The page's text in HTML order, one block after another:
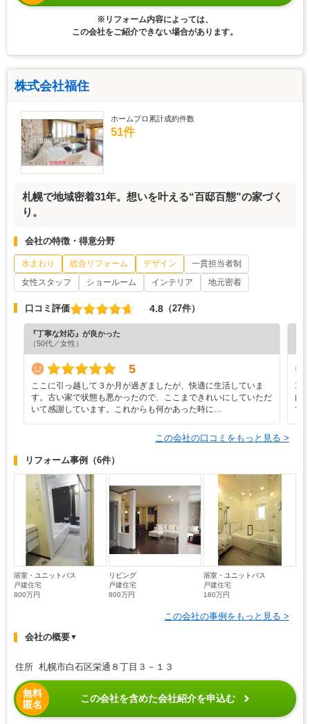
※リフォーム内容によっては、
この会社をご紹介できない場合があります。
株式会社福住
ホームプロ累計成約件数
51件
札幌で地域密着31年。想いを叶える“百邸百態”の家づく
り。
会社の特徴・得意分野
水まわり 総合リフォーム デザイン
一貫担当者制
女性スタッフ
ショールーム インテリア 地元密着
口コミ評価 4.8 （27件）
『丁寧な対応』が良かった
（50代／女性）
5
ここに引っ越して３か月が過ぎましたが、快適に生活していま
す。古い家で状態も悪かったので、ここまできれいにしていただ
いて感謝しています。これからも何かあった時に…
11
内
で
この会社の口コミをもっと見る >
リフォーム事例 （6件）
浴室・ユニットバス
戸建住宅
800万円
リビング
戸建住宅
800万円
浴室・ユニットバス
戸建住宅
180万円
この会社の事例をもっと見る >
会社の概要▼
住所 札幌市白石区栄通８丁目３－１３
無料
匿名
この会社を含めた会社紹介を申込む